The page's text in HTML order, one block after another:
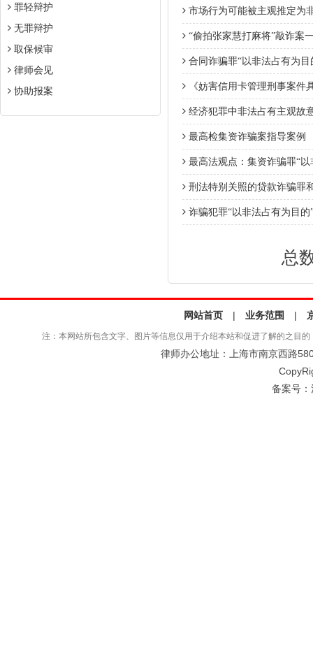
罪轻辩护
无罪辩护
取保候审
律师会见
协助报案
市场行为可能被主观推定为
“偷拍张家慧打麻将”敲诈案
合同诈骗罪“以非法占有为
《妨害信用卡管理刑事案件
经济犯罪中非法占有主观故
最高检集资诈骗案指导案例
最高法观点：集资诈骗罪“
刑法特别关照的贷款诈骗罪
诈骗犯罪“以非法占有为目
总
网站首页 | 业务范围 |
注：本网站所包含文字、图片等信息仅用于介绍本站和促进了解的之目
律师办公地址：上海市南京西路
备案号：